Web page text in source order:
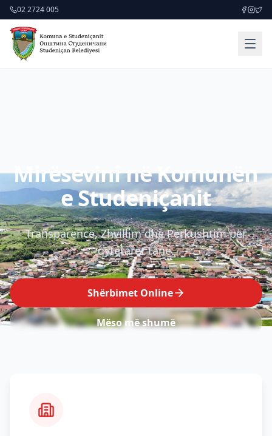
02 2724 005
Mirësevini në Komunën
e Studeniçanit
Transparencë, Zhvillim dhe Përkushtim për
qytetarët tanë.
Shërbimet Online
Mëso më shumë